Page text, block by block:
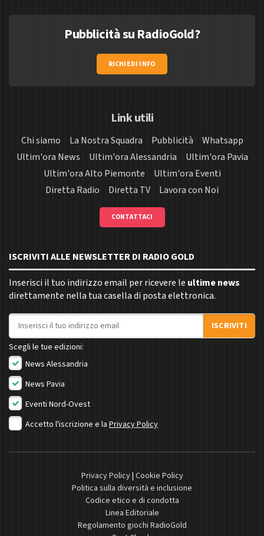
Pubblicità su RadioGold?
RICHIEDI INFO
Link utili
Chi siamo La Nostra Squadra Pubblicità
Whatsapp
Ultim'ora News
Ultim'ora Alessandria
Ultim'ora Pavia
Ultim'ora Alto Piemonte
Ultim'ora Eventi
Diretta Radio
Diretta TV Lavora con Noi
CONTATTACI
ISCRIVITI ALLE NEWSLETTER DI RADIO GOLD
Inserisci il tuo indirizzo email per ricevere le ultime news
direttamente nella tua casella di posta elettronica.
Indirizzo email
ISCRIVITI
Scegli le tue edizioni:
News Alessandria
News Pavia
Eventi Nord-Ovest
Accetto l'iscrizione e la Privacy Policy
Privacy Policy| Cookie Policy
Politica sulla diversità e inclusione
Codice etico e di condotta
Linea Editoriale
Regolamento giochi RadioGold